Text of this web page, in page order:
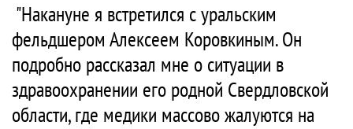
"Накануне я встретился с уральским
фельдшером Алексеем Коровкиным. Он
подробно рассказал мне о ситуации в
здравоохранении его родной Свердловской
области, где медики массово жалуются на